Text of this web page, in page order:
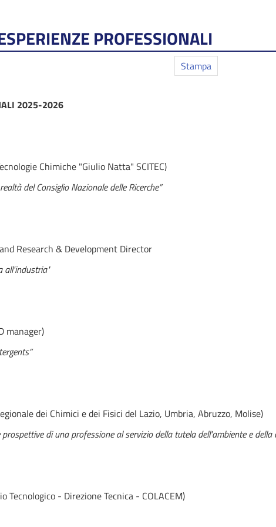
PROFESSIONALI
Stampa
2025-2026
Chimiche "Giulio Natta" SCITEC)
del Consiglio Nazionale delle Ricerche”
Research & Development Director
all'industria"
manager)
dei Chimici e dei Fisici del Lazio, Umbria, Abruzzo, Molise)
di una professione al servizio della tutela dell'ambiente e della
Tecnologico - Direzione Tecnica - COLACEM)